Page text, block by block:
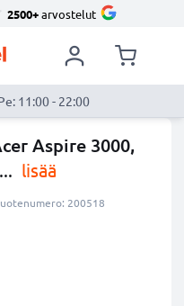
2500+arvostelut
11:00 - 22:00
Aspire 3000,
... lisää
200518